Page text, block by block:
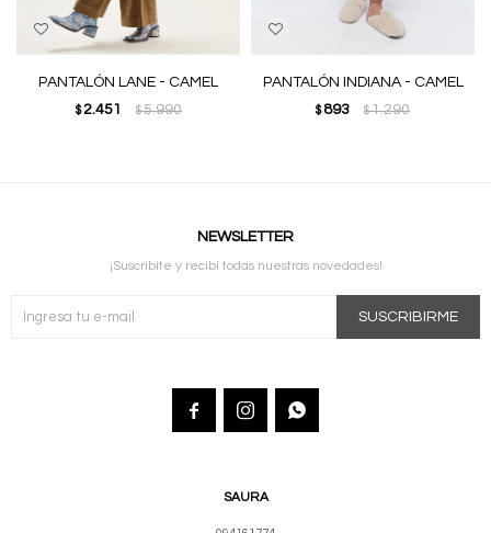
PANTALÓN LANE - CAMEL
$ 2.451 $5.990
PANTALÓN INDIANA - CAMEL
$ 893 $1.290
SAURA
NEWSLETTER
¡Suscribite y recibí todas nuestras novedades!
SUSCRIBIRME
  